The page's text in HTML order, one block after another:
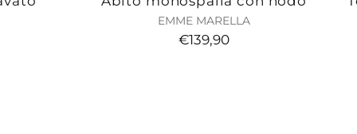
EMME MARELLA
€139,90